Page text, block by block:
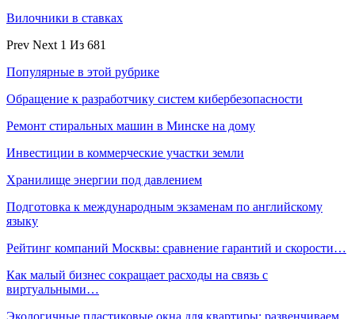
Вилочники в ставках
Prev Next 1 Из 681
Популярные в этой рубрике
Обращение к разработчику систем кибербезопасности
Ремонт стиральных машин в Минске на дому
Инвестиции в коммерческие участки земли
Хранилище энергии под давлением
Подготовка к международным экзаменам по английскому
языку
Рейтинг компаний Москвы: сравнение гарантий и скорости…
Как малый бизнес сокращает расходы на связь с
виртуальными…
Экологичные пластиковые окна для квартиры: развенчиваем